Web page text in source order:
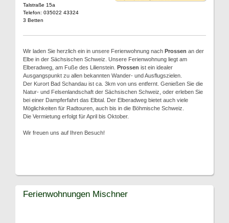
Talstraße 15a
Telefon: 035022 43324
3 Betten
Wir laden Sie herzlich ein in unsere Ferienwohnung nach Prossen an der
Elbe in der Sächsischen Schweiz. Unsere Ferienwohnung liegt am
Elberadweg, am Fuße des Lilienstein. Prossen ist ein idealer
Ausgangspunkt zu allen bekannten Wander- und Ausflugszielen.
Der Kurort Bad Schandau ist ca. 3km von uns entfernt. Genießen Sie die
Natur- und Felsenlandschaft der Sächsischen Schweiz, oder erleben Sie
bei einer Dampferfahrt das Elbtal. Der Elberadweg bietet auch viele
Möglichkeiten für Radtouren, auch bis in die Böhmische Schweiz.
Die Vermietung erfolgt für April bis Oktober.
Wir freuen uns auf Ihren Besuch!
Ferienwohnungen Mischner